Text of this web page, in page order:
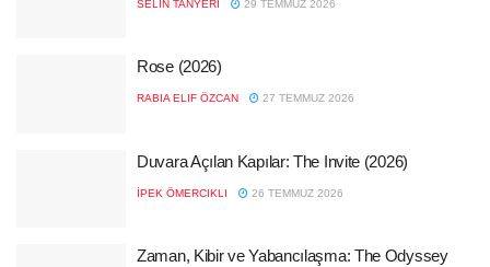
SELIN TANYERI 29 TEMMUZ 2026
Rose (2026)
RABIA ELIF ÖZCAN 27 TEMMUZ 2026
Duvara Açılan Kapılar: The Invite (2026)
İPEK ÖMERCIKLI 26 TEMMUZ 2026
Zaman, Kibir ve Yabancılaşma: The Odyssey